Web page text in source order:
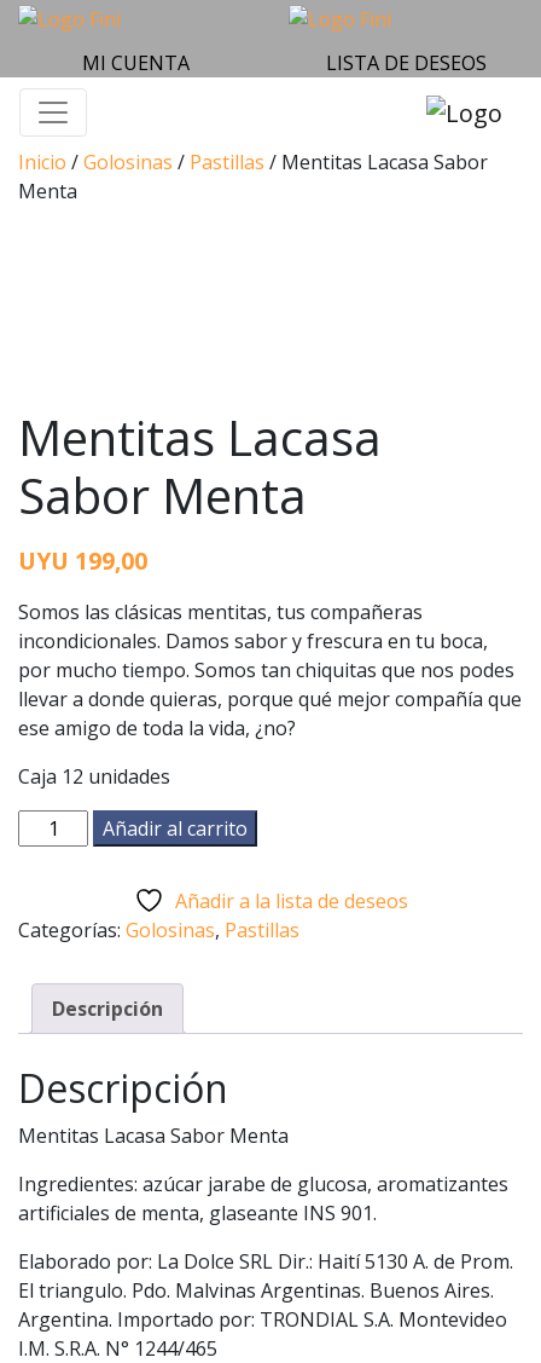
MI CUENTA LISTA DE DESEOS
Inicio /Golosinas / Pastillas / Mentitas Lacasa Sabor
Menta
Mentitas Lacasa
Sabor Menta
UYU 199,00
Somos las clásicas mentitas, tus compañeras
incondicionales. Damos sabor y frescura en tu boca,
por mucho tiempo. Somos tan chiquitas que nos podes
llevar a donde quieras, porque qué mejor compañía que
ese amigo de toda la vida, ¿no?
Caja 12 unidades
Mentitas
Lacasa
cantidad
Añadir al carrito
Añadir a la lista de deseos
Categorías: Golosinas, Pastillas
Descripción
Descripción
Mentitas Lacasa Sabor Menta
Ingredientes: azúcar jarabe de glucosa, aromatizantes
artificiales de menta, glaseante INS 901.
Elaborado por: La Dolce SRL Dir.: Haití 5130 A. de Prom.
El triangulo. Pdo. Malvinas Argentinas. Buenos Aires.
Argentina. Importado por: TRONDIAL S.A. Montevideo
I.M. S.R.A. N° 1244/465